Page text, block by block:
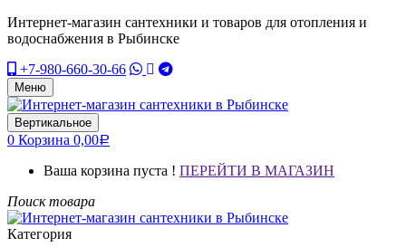
Интернет-магазин сантехники и товаров для отопления и
водоснабжения в Рыбинске
+7-980-660-30-66
Меню
Вертикальное
0 Корзина 0,00Р
Ваша корзина пуста ! ПЕРЕЙТИ В МАГАЗИН
Поиск товара
Категория